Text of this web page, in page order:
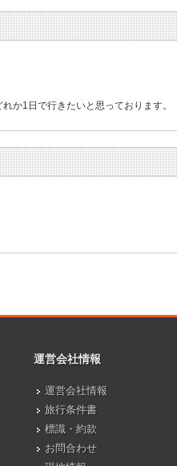
か1日で行きたいと思っております。
運営会社情報
運営会社情報
旅行条件書
標識・約款
お問合わせ